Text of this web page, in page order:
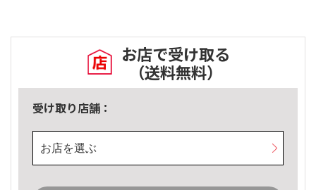
お店で受け取る
（送料無料）
受け取り店舗：
お店を選ぶ